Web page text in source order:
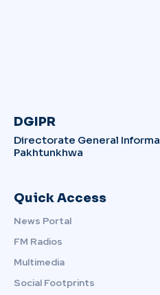
DGIPR
Directorate General
Pakhtunkhwa
Quick Access
News Portal
FM Radios
Multimedia
Social Footprints